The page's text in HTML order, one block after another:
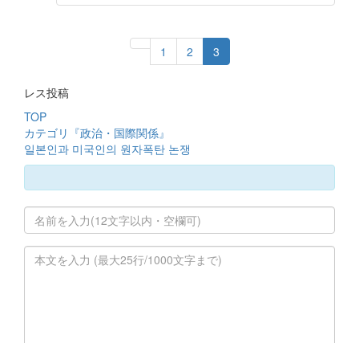
1 2 3
レス投稿
TOP
カテゴリ『政治・国際関係』
일본인과 미국인의 원자폭탄 논쟁